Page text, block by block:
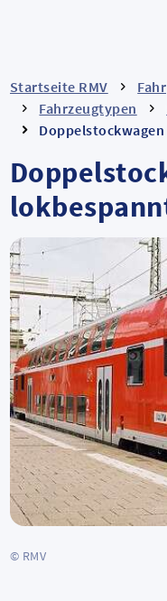
Startseite RMV
Fahrzeugtypen
© RMV